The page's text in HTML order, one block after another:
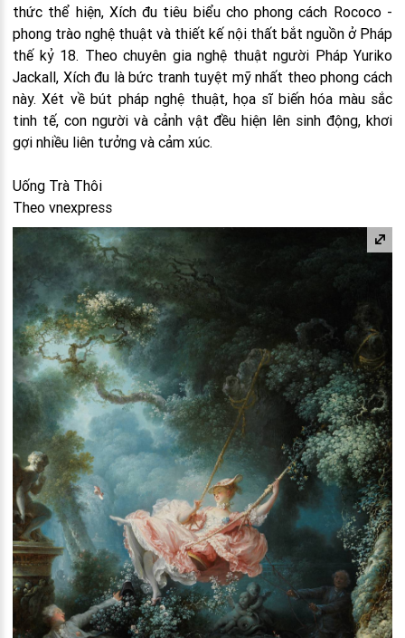
thức thể hiện, Xích đu tiêu biểu cho phong cách Rococo -
phong trào nghệ thuật và thiết kế nội thất bắt nguồn ở Pháp
thế kỷ 18. Theo chuyên gia nghệ thuật người Pháp Yuriko
Jackall, Xích đu là bức tranh tuyệt mỹ nhất theo phong cách
này. Xét về bút pháp nghệ thuật, họa sĩ biến hóa màu sắc
tinh tế, con người và cảnh vật đều hiện lên sinh động, khơi
gợi nhiều liên tưởng và cảm xúc.
Uống Trà Thôi
Theo vnexpress